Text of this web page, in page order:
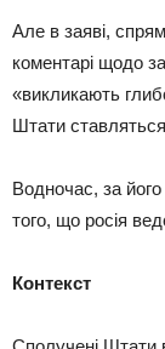
Але в заяві,
коментарі щодо
«викликають
Штати
Водночас, за
того, що росія
Контекст